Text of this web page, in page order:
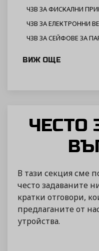
ЧЗВ ЗА ФИСКАЛНИ
ЧЗВ ЗА ЕЛЕКТРОННИ
ЧЗВ ЗА СЕЙФОВЕ ЗА
ВИЖ ОЩЕ
ЧЕСТО
В тази секция сме
често задаваните
кратки отговори,
предлаганите от
утройства.